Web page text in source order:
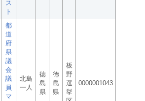
ス
ト
都
道
府
県
議
会
議
員
マ
北島
一人
徳
島
県
徳
島
県
板
野
選
挙
0000001043